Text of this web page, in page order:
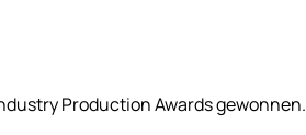
Production Awards gewonnen.